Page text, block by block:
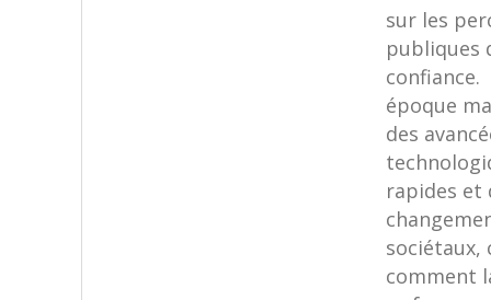
sur les
publiques
confiance.
époque
des
rapides et
sociétaux,
comment